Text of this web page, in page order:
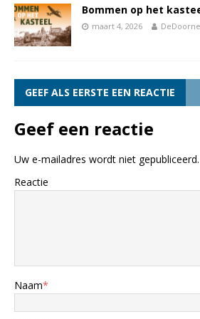
Bommen op het
maart 4, 2026
GEEF ALS EERSTE EEN REACTIE
Geef een reactie
Uw e-mailadres wordt niet gepubliceerd.
Reactie
Naam*